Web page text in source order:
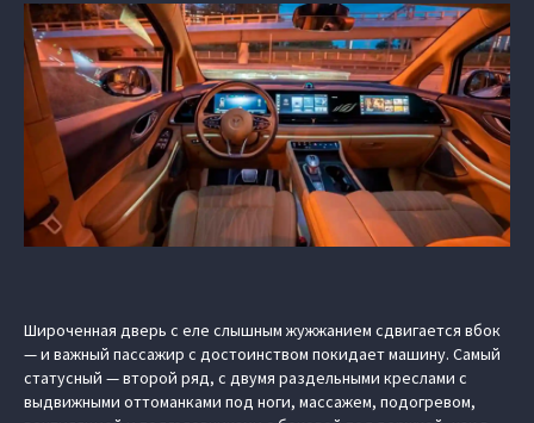
Широченная дверь с еле слышным жужжанием сдвигается вбок
— и важный пассажир с достоинством покидает машину. Самый
статусный — второй ряд, с двумя раздельными креслами с
выдвижными оттоманками под ноги, массажем, подогревом,